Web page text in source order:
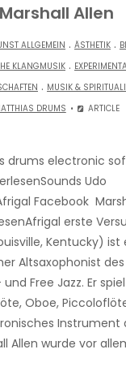
Marshall Allen
ALLGEMEIN . ÄSTHETIK .
KLANGMUSIK .
. MUSIK &
DRUMS
ARTICLE
drums electronic
Udo
Facebook
erste
Kentucky) ist
Altsaxophonist des
Free Jazz. Er
Oboe,
Instrument
Allen wurde vor